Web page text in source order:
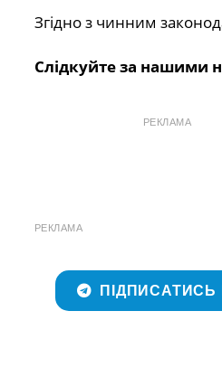
Згідно з чинним
Слідкуйте за нашими
РЕКЛАМА
РЕКЛАМА
ПІДПИСАТИСЬ